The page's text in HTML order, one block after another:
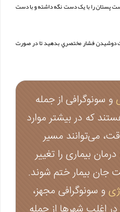
پستان را با يک دست نگه داشته و با دست
دوشيدن فشار مختصري بدهيد تا در صورت
و سونوگرافی از جمله
که در بیشتر موارد
می‌توانند مسیر
بیماری را تغییر
جان بیمار ختم شوند.
و سونوگرافی مجهز،